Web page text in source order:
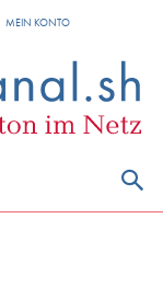
MEIN KONTO